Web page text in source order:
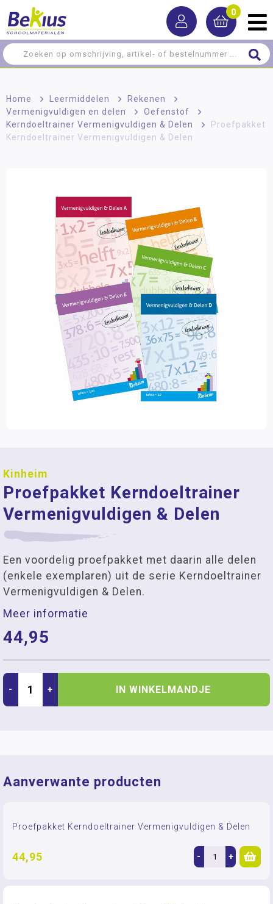
0
Home > Leermiddelen > Rekenen
>
Vermenigvuldigen en delen
> Oefenstof
>
Kerndoeltrainer Vermenigvuldigen & Delen
>
Proefpakket
Kerndoeltrainer Vermenigvuldigen & Delen
Kinheim
Proefpakket Kerndoeltrainer
Vermenigvuldigen & Delen
Een voordelig proefpakket met daarin alle delen
(enkele exemplaren) uit de serie Kerndoeltrainer
Vermenigvuldigen & Delen.
Meer informatie
44,95
- + IN WINKELMANDJE
Aanverwante producten
Proefpakket Kerndoeltrainer Vermenigvuldigen & Delen
44,95 - +